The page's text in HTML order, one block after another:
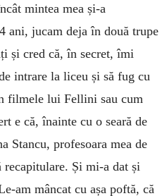
mintea mea și-a
ani, jucam deja în două trupe
și cred că, în secret, îmi
intrare la liceu și să fug cu
filmele lui Fellini sau cum
e că, îna­inte cu o seară de
Stancu, profesoara mea de
Și mi-a dat și
am mâncat cu așa poftă, că